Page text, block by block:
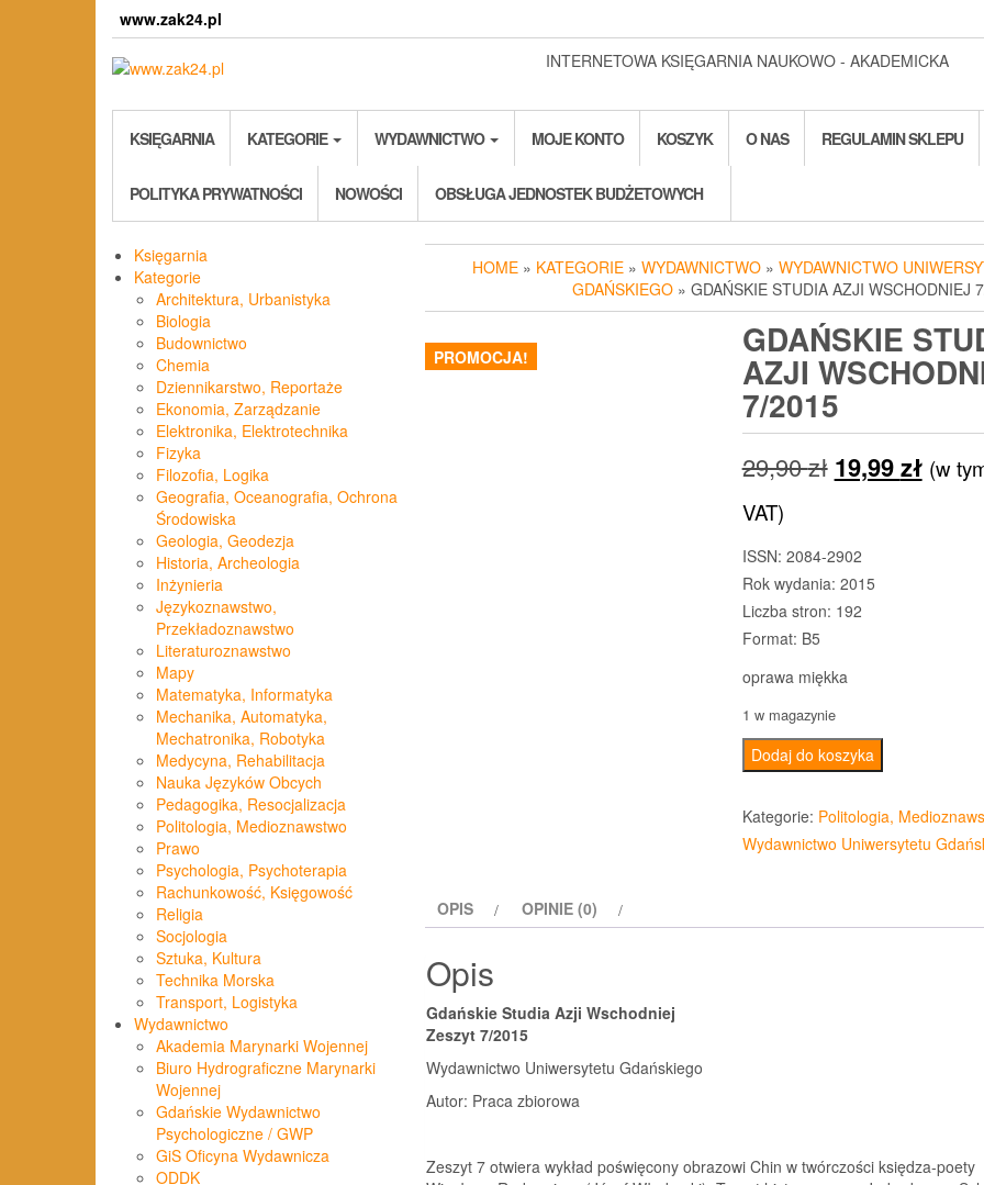
www.zak24.pl
INTERNETOWA KSIĘGARNIA NAUKOWO - AKADEMICKA
KSIĘGARNIA KATEGORIE WYDAWNICTWO MOJE KONTO KOSZYK O NAS REGULAMIN SKLEPU
POLITYKA PRYWATNOŚCI NOWOŚCI OBSŁUGA JEDNOSTEK BUDŻETOWYCH
Księgarnia
Kategorie
Architektura, Urbanistyka
Biologia
Budownictwo
Chemia
Dziennikarstwo, Reportaże
Ekonomia, Zarządzanie
Elektronika, Elektrotechnika
Fizyka
Filozofia, Logika
Geografia, Oceanografia, Ochrona
Środowiska
Geologia, Geodezja
Historia, Archeologia
Inżynieria
Językoznawstwo,
Przekładoznawstwo
Literaturoznawstwo
Mapy
Matematyka, Informatyka
Mechanika, Automatyka,
Mechatronika, Robotyka
Medycyna, Rehabilitacja
Nauka Języków Obcych
Pedagogika, Resocjalizacja
Politologia, Medioznawstwo
Prawo
Psychologia, Psychoterapia
Rachunkowość, Księgowość
Religia
Socjologia
Sztuka, Kultura
Technika Morska
Transport, Logistyka
Wydawnictwo
Akademia Marynarki Wojennej
Biuro Hydrograficzne Marynarki
Wojennej
Gdańskie Wydawnictwo
Psychologiczne / GWP
GiS Oficyna Wydawnicza
ODDK
HOME » KATEGORIE » WYDAWNICTWO » WYDAWNICTWO
GDAŃSKIEGO » GDAŃSKIE STUDIA AZJI WSCHODNIEJ
PROMOCJA! GDAŃSKIE
AZJI
7/2015
29,90zł Pierwotna
wynosiła:
29,90 zł.
19,99zł (w
VAT)
ISSN: 2084-2902
Rok wydania: 2015
Liczba stron: 192
Format: B5
oprawa miękka
1 w magazynie
ilość
Gdańskie
Studia
Azji
Wschodniej
Dodaj do koszyka
Kategorie: Politologia,
Wydawnictwo Uniwersytetu
OPIS OPINIE (0)
Opis
Gdańskie Studia Azji Wschodniej
Zeszyt 7/2015
Wydawnictwo Uniwersytetu Gdańskiego
Autor: Praca zbiorowa
Zeszyt 7 otwiera wykład poświęcony obrazowi Chin w twórczości księdza-poety